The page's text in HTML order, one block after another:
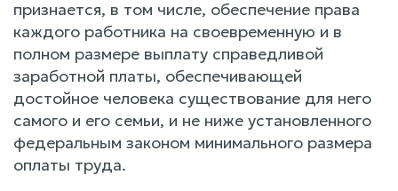
признается, в том числе, обеспечение права
каждого работника на своевременную и в
полном размере выплату справедливой
заработной платы, обеспечивающей
достойное человека существование для него
самого и его семьи, и не ниже установленного
федеральным законом минимального размера
оплаты труда.